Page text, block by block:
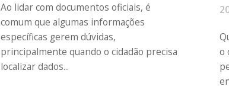
Ao lidar com documentos oficiais, é
comum que algumas informações
específicas gerem dúvidas,
principalmente quando o cidadão precisa
localizar dados...
o